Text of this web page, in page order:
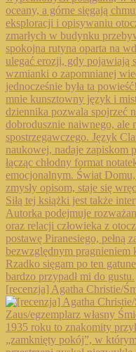
[recenzja] Agatha Christie/